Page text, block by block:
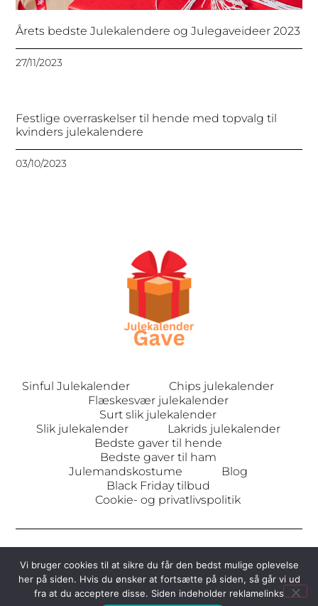
Årets bedste Julekalendere og Julegaveideer 2023
27/11/2023
Festlige overraskelser til hende med topvalg til
kvinders julekalendere
03/10/2023
Sinful Julekalender
Chips julekalender
Flæskesvær julekalender
Surt slik julekalender
Slik julekalender
Lakrids julekalender
Bedste gaver til hende
Bedste gaver til ham
Julemandskostume
Blog
Black Friday tilbud
Cookie- og privatlivspolitik
© Alle rettigheder forbeholdt Julekalendergave.dk | Siden er
indeholder reklame links
Vi bruger cookies til at sikre du får den bedst mulige oplevelse
her på siden. Hvis du ønsker at fortsætte på siden, så går vi ud
fra at du acceptere disse. Siden indeholder reklamelinks